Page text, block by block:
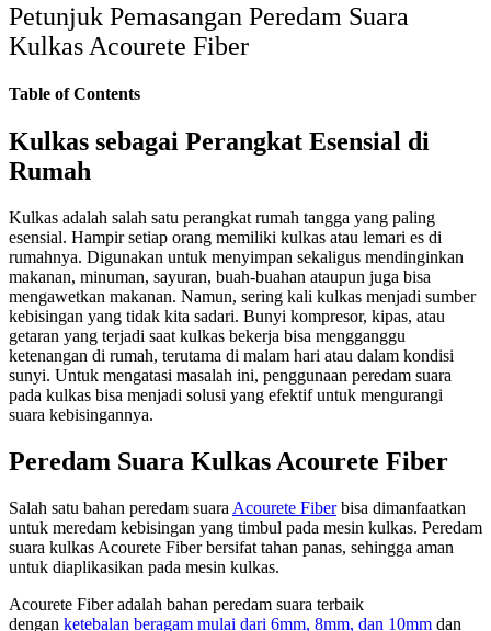
Petunjuk Pemasangan Peredam Suara
Kulkas Acourete Fiber
Table of Contents
Kulkas sebagai Perangkat Esensial di
Rumah
Kulkas adalah salah satu perangkat rumah tangga yang paling
esensial. Hampir setiap orang memiliki kulkas atau lemari es di
rumahnya. Digunakan untuk menyimpan sekaligus mendinginkan
makanan, minuman, sayuran, buah-buahan ataupun juga bisa
mengawetkan makanan. Namun, sering kali kulkas menjadi sumber
kebisingan yang tidak kita sadari. Bunyi kompresor, kipas, atau
getaran yang terjadi saat kulkas bekerja bisa mengganggu
ketenangan di rumah, terutama di malam hari atau dalam kondisi
sunyi. Untuk mengatasi masalah ini, penggunaan peredam suara
pada kulkas bisa menjadi solusi yang efektif untuk mengurangi
suara kebisingannya.
Peredam Suara Kulkas Acourete Fiber
Salah satu bahan peredam suara Acourete Fiberbisa dimanfaatkan
untuk meredam kebisingan yang timbul pada mesin kulkas. Peredam
suara kulkas Acourete Fiber bersifat tahan panas, sehingga aman
untuk diaplikasikan pada mesin kulkas.
Acourete Fiber adalah bahan peredam suara terbaik
dengan ketebalan beragam mulai dari 6mm, 8mm, dan 10mm dan